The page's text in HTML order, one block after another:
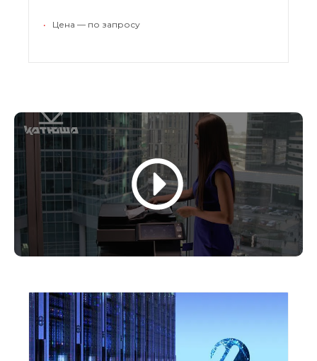
образом, гарантируется безопасность людей
• Цена — по запросу